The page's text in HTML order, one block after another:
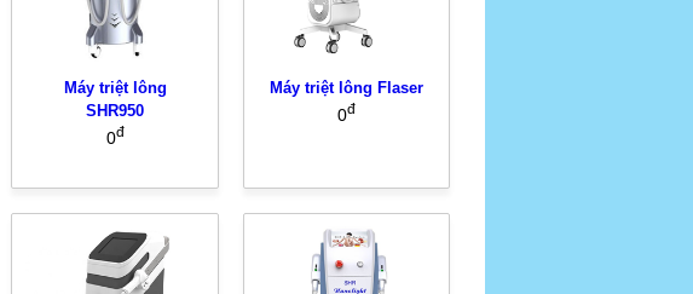
Máy triệt lông
SHR950
0đ
Máy triệt lông Flaser
0đ